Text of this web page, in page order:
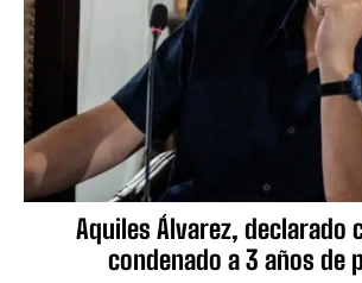
Aquiles Álvarez, declarado
condenado a 3 años de